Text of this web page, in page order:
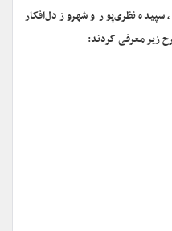
نظری‌پور و شهروز دل‌افکار
زیر معرفی کردند: